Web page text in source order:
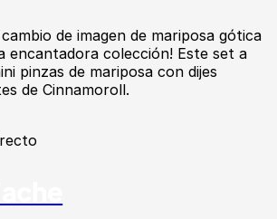
de imagen de mariposa gótica
encantadora colección! Este set a
pinzas de mariposa con dijes
de Cinnamoroll.